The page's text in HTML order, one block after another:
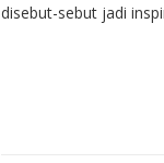
disebut-sebut jadi